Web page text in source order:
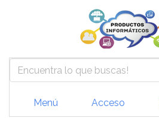
Menú Acceso